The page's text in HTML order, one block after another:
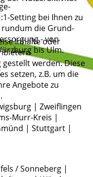
Setting bei Ihnen zu
die Grund-
- von
bis Ulm.
| Zweiflingen
Murr-Kreis |
| Stuttgart |
/ Sonneberg |
Inhalte oder
werden. Diese
setzen, z.B. um die
Angebote zu